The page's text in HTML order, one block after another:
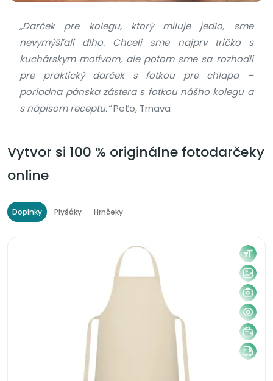
„Darček pre kolegu, ktorý miluje jedlo, sme
nevymýšľali dlho. Chceli sme najprv tričko s
kuchárskym motívom, ale potom sme sa rozhodli
pre praktický darček s fotkou pre chlapa –
poriadna pánska zástera s fotkou nášho kolegu a
s nápisom receptu.“Peťo, Trnava
Vytvor si 100 % originálne fotodarčeky
online
Doplnky Plyšáky Hrnčeky